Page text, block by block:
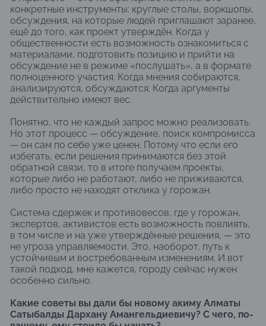
конкретные инструменты: круглые столы, воркшопы,
обсуждения, на которые людей приглашают заранее,
ещё до того, как проект утверждён. Когда у
общественности есть возможность ознакомиться с
материалами, подготовить позицию и прийти на
обсуждение не в режиме «послушать», а в формате
полноценного участия. Когда мнения собираются,
анализируются, обсуждаются. Когда аргументы
действительно имеют вес.
Понятно, что не каждый запрос можно реализовать.
Но этот процесс — обсуждение, поиск компромисса
— он сам по себе уже ценен. Потому что если его
избегать, если решения принимаются без этой
обратной связи, то в итоге получаем проекты,
которые либо не работают, либо не приживаются,
либо просто не находят отклика у горожан.
Система сдержек и противовесов, где у горожан,
экспертов, активистов есть возможность повлиять,
в том числе и на уже утверждённые решения, — это
не угроза управляемости. Это, наоборот, путь к
устойчивым и востребованным изменениям. И вот
такой подход, мне кажется, городу сейчас нужен
особенно сильно.
Какие советы вы дали бы новому акиму Алматы
Сатыбалды Дархану Амангельдиевичу? С чего, по-